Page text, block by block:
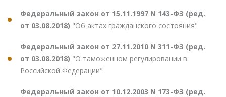
Федеральный закон от 15.11.1997 N 143-ФЗ (ред.
от 03.08.2018) "Об актах гражданского состояния"
Федеральный закон от 27.11.2010 N 311-ФЗ (ред.
от 03.08.2018) "О таможенном регулировании в
Российской Федерации"
Федеральный закон от 10.12.2003 N 173-ФЗ (ред.